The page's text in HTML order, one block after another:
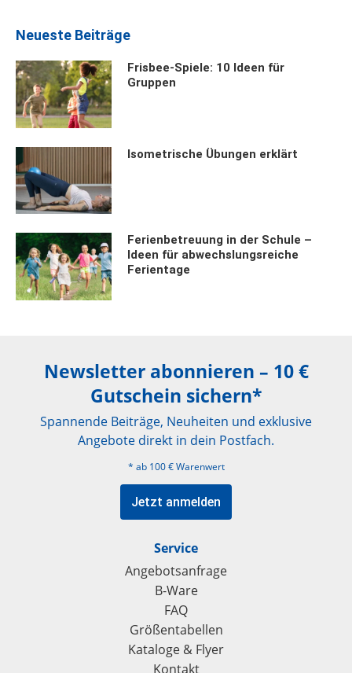
Neueste Beiträge
Frisbee-Spiele: 10 Ideen für
Gruppen
Isometrische Übungen erklärt
Ferienbetreuung in der Schule –
Ideen für abwechslungsreiche
Ferientage
Newsletter abonnieren – 10 €
Gutschein sichern*
Spannende Beiträge, Neuheiten und exklusive
Angebote direkt in dein Postfach.
* ab 100 € Warenwert
Jetzt anmelden
Service
Angebotsanfrage
B-Ware
FAQ
Größentabellen
Kataloge & Flyer
Kontakt